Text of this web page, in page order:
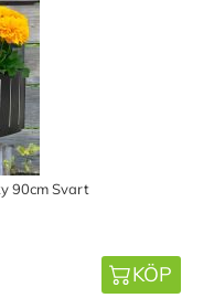
90cm Svart
KÖP